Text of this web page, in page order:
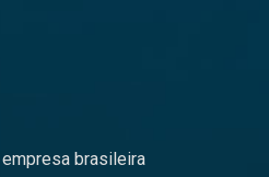
brasileira